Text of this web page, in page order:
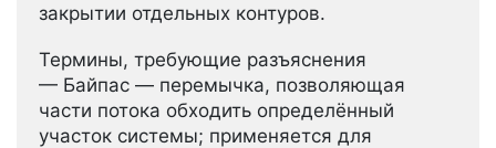
закрытии отдельных контуров.
Термины, требующие разъяснения
— Байпас — перемычка, позволяющая
части потока обходить определённый
участок системы; применяется для